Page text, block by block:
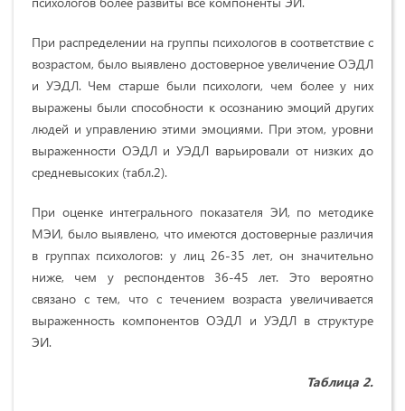
При распределении на группы психологов в соответствие с
возрастом, было выявлено достоверное увеличение ОЭДЛ
и УЭДЛ. Чем старше были психологи, чем более у них
выражены были способности к осознанию эмоций других
людей и управлению этими эмоциями. При этом, уровни
выраженности ОЭДЛ и УЭДЛ варьировали от низких до
средневысоких (табл.2).
При оценке интегрального показателя ЭИ, по методике
МЭИ, было выявлено, что имеются достоверные различия
в группах психологов: у лиц 26-35 лет, он значительно
ниже, чем у респондентов 36-45 лет. Это вероятно
связано с тем, что с течением возраста увеличивается
выраженность компонентов ОЭДЛ и УЭДЛ в структуре
ЭИ.
Таблица 2.